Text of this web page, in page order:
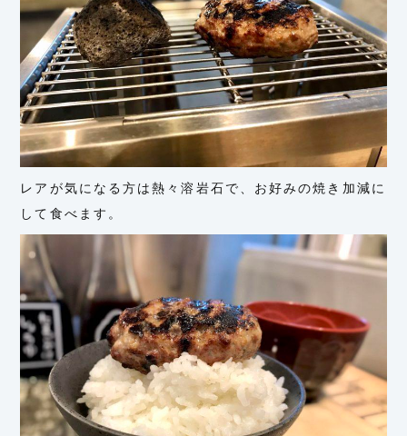
レアが気になる方は熱々溶岩石で、お好みの焼き加減に
して食べます。